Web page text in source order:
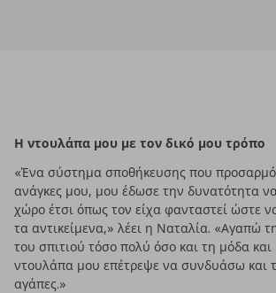
Η ντουλάπα μου με τον δικό μου τρόπο
«Ένα σύστημα σποθήκευσης που
ανάγκες μου, μου έδωσε την δυνατότητα
χώρο έτσι όπως τον είχα φανταστεί ώστε
τα αντικείμενα,» λέει η Ναταλία. «Αγαπώ
του σπιτιού τόσο πολύ όσο και τη μόδα και
ντουλάπα μου επέτρεψε να συνδυάσω και
αγάπες.»